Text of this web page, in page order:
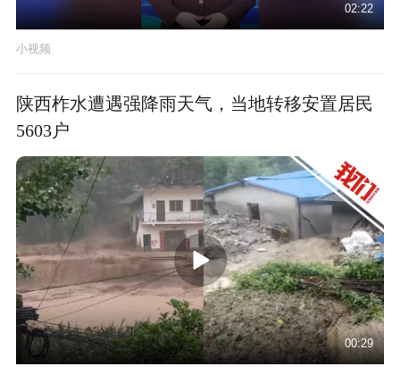
02:22
小视频
陕西柞水遭遇强降雨天气，当地转移安置居民
5603户
00:29